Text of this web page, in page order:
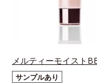
メルティーモイスト
サンプルあり